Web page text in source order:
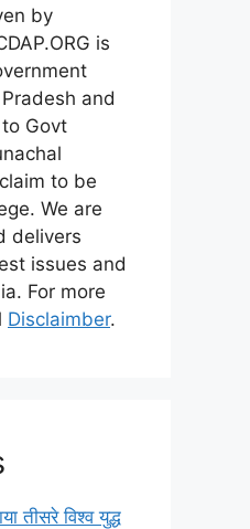
by
is
and
Govt
to be
We are
delivers
issues and
For more
Disclaimber.
तीसरे विश्व युद्ध